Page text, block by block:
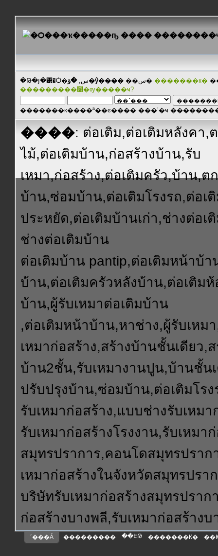
�Թ�յ�͹�Ѻ�س,�ؤ�ŷ���� ��س� �������к�
���������׹�ѹ�����ҹ?
�������к����ª��ͼ���� ���ʼ�ҹ
����: ต่อเติม,ต่อเติมหลังคา,
ไม้,ต่อเติมบ้าน,ก่อสร้างบ้าน,รับ
เหมา,ก่อสร้าง,ต่อเติมครัว,บ้าน,ต
บ้าน,ซ่อมบ้าน,ต่อเติมโรงรถ,ต่อเ
ประหยัด,ต่อเติมบ้านเก่า,ช่างต่อเ
ช่างต่อเติมบ้าน
ต่อเติมบ้าน pantip,ต่อเติมหน้าบ้า
บ้าน,ต่อเติมครัวหลังบ้าน,ต่อเติม
บ้าน,ผู้รับเหมาต่อเติมบ้าน
,ต่อเติมหน้าบ้าน,หาช่าง,ผู้รับเหม
เหมาก่อสร้าง,สร้างบ้านชั้นเดียว,ส
บ้าน2ชั้น,รับเหมางานปูน,บ้านชั้น
ปรับปรุงบ้าน,ซ่อมบ้าน,ต่อเติมโร
รับเหมาก่อสร้าง,แบบช่างรับเหมา
รับเหมาก่อสร้างโรงงาน,รับเหมา
สมุทรปราการ,คอนโดสมุทรปราก
เหมาก่อสร้างในจังหวัดสมุทรปรา
บริษัทรับเหมาก่อสร้างสมุทรปราก
ก่อสร้างบางพลี,รับเหมาก่อสร้างบ
˹���Á ��������� ��ԷԹ �������К�